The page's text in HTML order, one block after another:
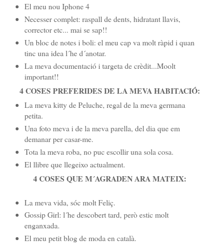
El meu nou Iphone 4
Necesser complet: raspall de dents, hidratant llavis,
corrector etc... mai se sap!!
Un bloc de notes i boli: el meu cap va molt ràpid i quan
tinc una idea l´he d´anotar.
La meva documentació i targeta de crèdit...Moolt
important!!
4 COSES PREFERIDES DE LA MEVA HABITACIÓ:
La meva kitty de Peluche, regal de la meva germana
petita.
Una foto meva i de la meva parella, del dia que em
demanar per casar-me.
Tota la meva roba, no puc escollir una sola cosa.
El llibre que llegeixo actualment.
4 COSES QUE M´AGRADEN ARA MATEIX:
La meva vida, sóc molt Feliç.
Gossip Girl: l´he descobert tard, però estic molt
enganxada.
El meu petit blog de moda en català.